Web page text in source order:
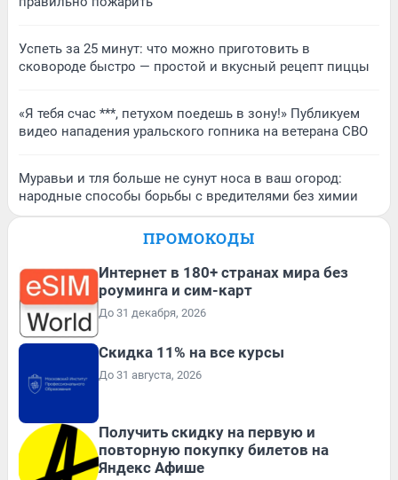
Успеть за 25 минут: что можно приготовить в
сковороде быстро — простой и вкусный рецепт пиццы
«Я тебя счас ***, петухом поедешь в зону!» Публикуем
видео нападения уральского гопника на ветерана СВО
Муравьи и тля больше не сунут носа в ваш огород:
народные способы борьбы с вредителями без химии
ПРОМОКОДЫ
Интернет в 180+ странах мира без
роуминга и сим-карт
До 31 декабря, 2026
Скидка 11% на все курсы
До 31 августа, 2026
Получить скидку на первую и
повторную покупку билетов на
Яндекс Афише